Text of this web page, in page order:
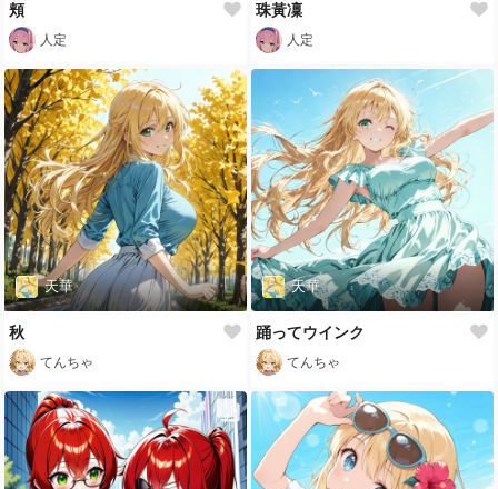
頬
人定
珠黃凜
人定
天華
秋
てんちゃ
天華
踊ってウインク
てんちゃ